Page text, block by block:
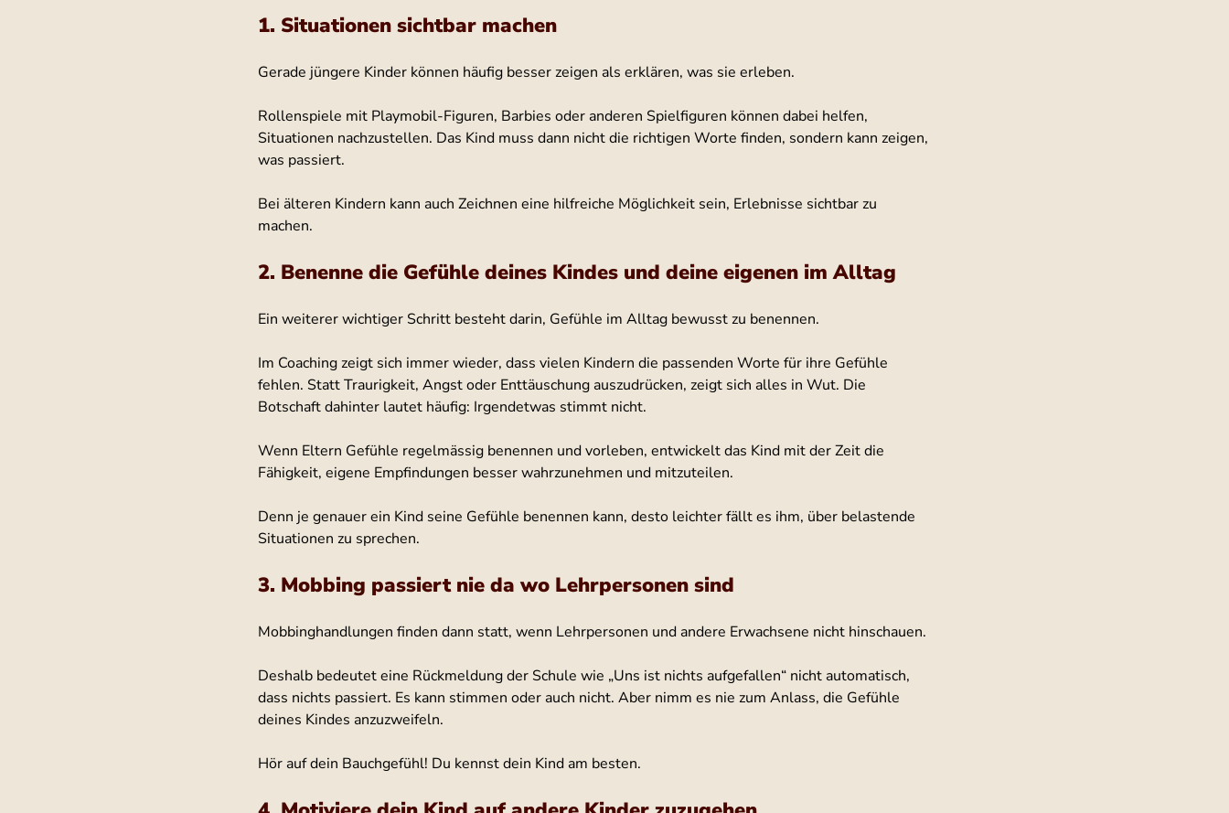
1. Situationen sichtbar machen
Gerade jüngere Kinder können häufig besser zeigen als erklären, was sie erleben.
Rollenspiele mit Playmobil-Figuren, Barbies oder anderen Spielfiguren können dabei helfen,
Situationen nachzustellen. Das Kind muss dann nicht die richtigen Worte finden, sondern kann zeigen,
was passiert.
Bei älteren Kindern kann auch Zeichnen eine hilfreiche Möglichkeit sein, Erlebnisse sichtbar zu
machen.
2. Benenne die Gefühle deines Kindes und deine eigenen im Alltag
Ein weiterer wichtiger Schritt besteht darin, Gefühle im Alltag bewusst zu benennen.
Im Coaching zeigt sich immer wieder, dass vielen Kindern die passenden Worte für ihre Gefühle
fehlen. Statt Traurigkeit, Angst oder Enttäuschung auszudrücken, zeigt sich alles in Wut. Die
Botschaft dahinter lautet häufig: Irgendetwas stimmt nicht.
Wenn Eltern Gefühle regelmässig benennen und vorleben, entwickelt das Kind mit der Zeit die
Fähigkeit, eigene Empfindungen besser wahrzunehmen und mitzuteilen.
Denn je genauer ein Kind seine Gefühle benennen kann, desto leichter fällt es ihm, über belastende
Situationen zu sprechen.
3. Mobbing passiert nie da wo Lehrpersonen sind
Mobbinghandlungen finden dann statt, wenn Lehrpersonen und andere Erwachsene nicht hinschauen.
Deshalb bedeutet eine Rückmeldung der Schule wie „Uns ist nichts aufgefallen“ nicht automatisch,
dass nichts passiert. Es kann stimmen oder auch nicht. Aber nimm es nie zum Anlass, die Gefühle
deines Kindes anzuzweifeln.
Hör auf dein Bauchgefühl! Du kennst dein Kind am besten.